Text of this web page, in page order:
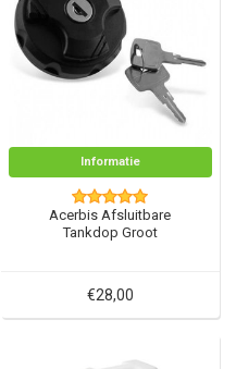
Informatie
Acerbis Afsluitbare
Tankdop Groot
€28,00